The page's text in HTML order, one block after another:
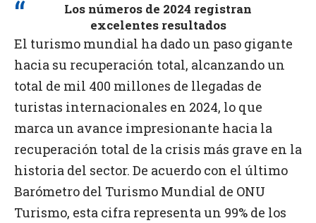
Los números de 2024 registran
excelentes resultados
El turismo mundial ha dado un paso gigante
hacia su recuperación total, alcanzando un
total de mil 400 millones de llegadas de
turistas internacionales en 2024, lo que
marca un avance impresionante hacia la
recuperación total de la crisis más grave en la
historia del sector. De acuerdo con el último
Barómetro del Turismo Mundial de ONU
Turismo, esta cifra representa un 99% de los